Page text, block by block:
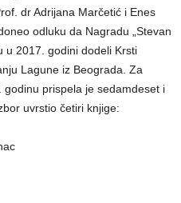
dr Adrijana Marčetić i Enes
odluku da Nagradu „Stevan
u 2017. godini dodeli Krsti
Lagune iz Beograda. Za
prispela je sedamdeset i
uvrstio četiri knjige: